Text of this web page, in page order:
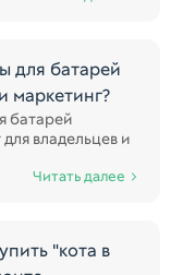
для батарей
маркетинг?
батарей
владельцев и
Читать далее
"кота в